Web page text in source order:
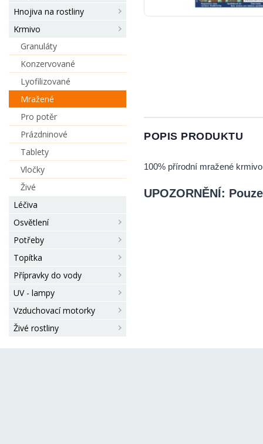
Hnojiva na rostliny
Krmivo
Granuláty
Konzervované
Lyofilizované
Mražené
Pro potěr
Prázdninové
Tablety
Vločky
Živé
Léčiva
Osvětlení
Potřeby
Topítka
Přípravky do vody
UV - lampy
Vzduchovací motorky
Živé rostliny
POPIS PRODUKTU
100% přírodní mražené
UPOZORNĚNÍ: